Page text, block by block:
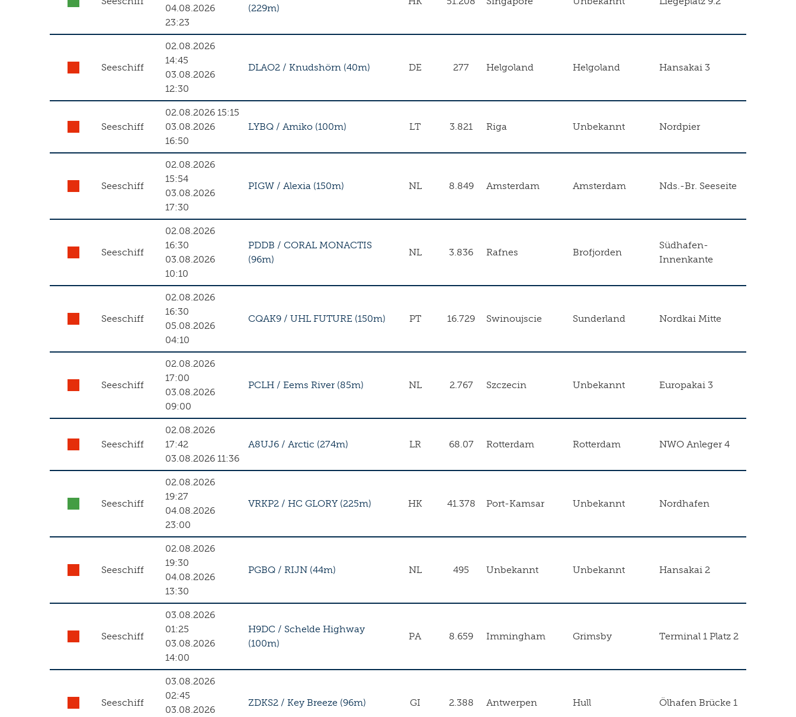
04.08.2026
23:23
(229m)
Seeschiff
02.08.2026
14:45
03.08.2026
12:30
DLAO2 / Knudshörn (40m) DE 277 Helgoland Helgoland Hansakai 3
Seeschiff
02.08.2026 15:15
03.08.2026
16:50
LYBQ / Amiko (100m) LT 3.821 Riga Unbekannt Nordpier
Seeschiff
02.08.2026
15:54
03.08.2026
17:30
PIGW / Alexia (150m) NL 8.849 Amsterdam Amsterdam Nds.-Br. Seeseite
Seeschiff
02.08.2026
16:30
03.08.2026
10:10
PDDB / CORAL MONACTIS
(96m)
NL 3.836 Rafnes Brofjorden
Südhafen-
Innenkante
Seeschiff
02.08.2026
16:30
05.08.2026
04:10
CQAK9 / UHL FUTURE (150m) PT 16.729 Swinoujscie Sunderland Nordkai Mitte
Seeschiff
02.08.2026
17:00
03.08.2026
09:00
PCLH / Eems River (85m) NL 2.767 Szczecin Unbekannt Europakai 3
Seeschiff
02.08.2026
17:42
03.08.2026 11:36
A8UJ6 / Arctic (274m) LR 68.07 Rotterdam Rotterdam NWO Anleger 4
Seeschiff
02.08.2026
19:27
04.08.2026
23:00
VRKP2 / HC GLORY (225m) HK 41.378 Port-Kamsar Unbekannt Nordhafen
Seeschiff
02.08.2026
19:30
04.08.2026
13:30
PGBQ / RIJN (44m) NL 495 Unbekannt Unbekannt Hansakai 2
Seeschiff
03.08.2026
01:25
03.08.2026
14:00
H9DC / Schelde Highway
(100m)
PA 8.659 Immingham Grimsby Terminal 1 Platz 2
Seeschiff
03.08.2026
02:45
03.08.2026
ZDKS2 / Key Breeze (96m) GI 2.388 Antwerpen Hull Ölhafen Brücke 1